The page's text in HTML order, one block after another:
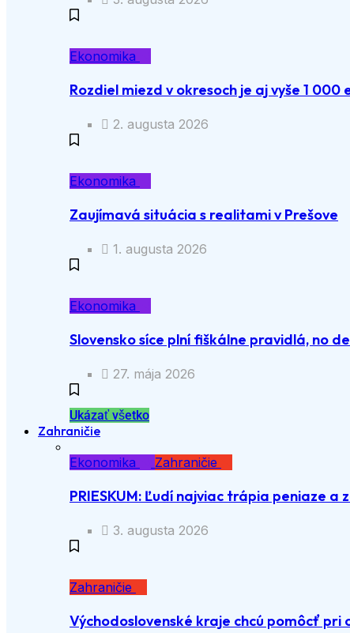
Ekonomika
Rozdiel miezd v okresoch je aj vyše 1 000
2. augusta 2026
Ekonomika
Zaujímavá situácia s realitami v Prešove
1. augusta 2026
Ekonomika
Slovensko síce plní fiškálne pravidlá, no
27. mája 2026
Ukázať všetko
Zahraničie
Ekonomika
Zahraničie
PRIESKUM: Ľudí najviac trápia peniaze
3. augusta 2026
Zahraničie
Východoslovenské kraje chcú pomôcť pri